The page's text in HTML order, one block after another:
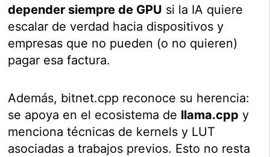
depender siempre de GPU si la IA quiere
escalar de verdad hacia dispositivos y
empresas que no pueden (o no quieren)
pagar esa factura.
Además, bitnet.cpp reconoce su herencia:
se apoya en el ecosistema de llama.cpp y
menciona técnicas de kernels y LUT
asociadas a trabajos previos. Esto no resta